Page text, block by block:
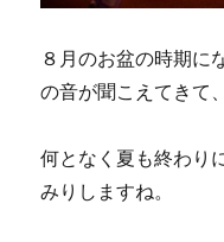
８月のお盆の時期に
の音が聞こえてきて、
何となく夏も終わり
みりしますね。